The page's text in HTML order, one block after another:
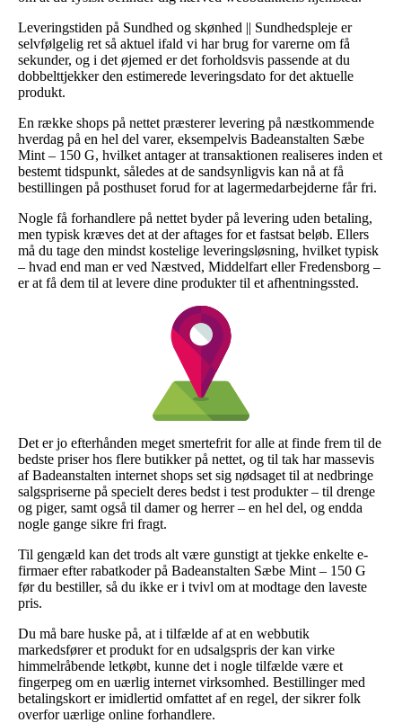
Leveringstiden på Sundhed og skønhed || Sundhedspleje er
selvfølgelig ret så aktuel ifald vi har brug for varerne om få
sekunder, og i det øjemed er det forholdsvis passende at du
dobbelttjekker den estimerede leveringsdato for det aktuelle
produkt.
En række shops på nettet præsterer levering på næstkommende
hverdag på en hel del varer, eksempelvis Badeanstalten Sæbe
Mint – 150 G, hvilket antager at transaktionen realiseres inden et
bestemt tidspunkt, således at de sandsynligvis kan nå at få
bestillingen på posthuset forud for at lagermedarbejderne får fri.
Nogle få forhandlere på nettet byder på levering uden betaling,
men typisk kræves det at der aftages for et fastsat beløb. Ellers
må du tage den mindst kostelige leveringsløsning, hvilket typisk
– hvad end man er ved Næstved, Middelfart eller Fredensborg –
er at få dem til at levere dine produkter til et afhentningssted.
Det er jo efterhånden meget smertefrit for alle at finde frem til de
bedste priser hos flere butikker på nettet, og til tak har massevis
af Badeanstalten internet shops set sig nødsaget til at nedbringe
salgspriserne på specielt deres bedst i test produkter – til drenge
og piger, samt også til damer og herrer – en hel del, og endda
nogle gange sikre fri fragt.
Til gengæld kan det trods alt være gunstigt at tjekke enkelte e-
firmaer efter rabatkoder på Badeanstalten Sæbe Mint – 150 G
før du bestiller, så du ikke er i tvivl om at modtage den laveste
pris.
Du må bare huske på, at i tilfælde af at en webbutik
markedsfører et produkt for en udsalgspris der kan virke
himmelråbende letkøbt, kunne det i nogle tilfælde være et
fingerpeg om en uærlig internet virksomhed. Bestillinger med
betalingskort er imidlertid omfattet af en regel, der sikrer folk
overfor uærlige online forhandlere.